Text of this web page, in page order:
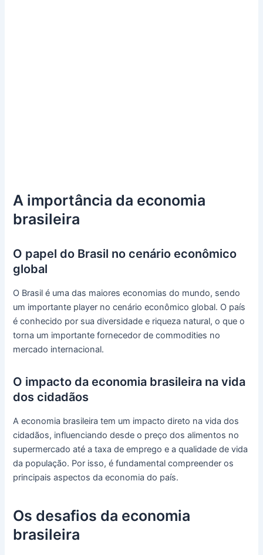
A importância da economia
brasileira
O papel do Brasil no cenário econômico
global
O Brasil é uma das maiores economias do mundo, sendo
um importante player no cenário econômico global. O país
é conhecido por sua diversidade e riqueza natural, o que o
torna um importante fornecedor de commodities no
mercado internacional.
O impacto da economia brasileira na vida
dos cidadãos
A economia brasileira tem um impacto direto na vida dos
cidadãos, influenciando desde o preço dos alimentos no
supermercado até a taxa de emprego e a qualidade de vida
da população. Por isso, é fundamental compreender os
principais aspectos da economia do país.
Os desafios da economia
brasileira